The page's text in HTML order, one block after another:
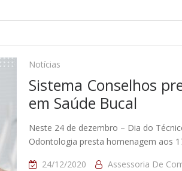
Notícias
Sistema Conselhos
em Saúde Bucal
Neste 24 de dezembro – Dia do
Odontologia presta homenagem aos
24/12/2020
Assessoria De